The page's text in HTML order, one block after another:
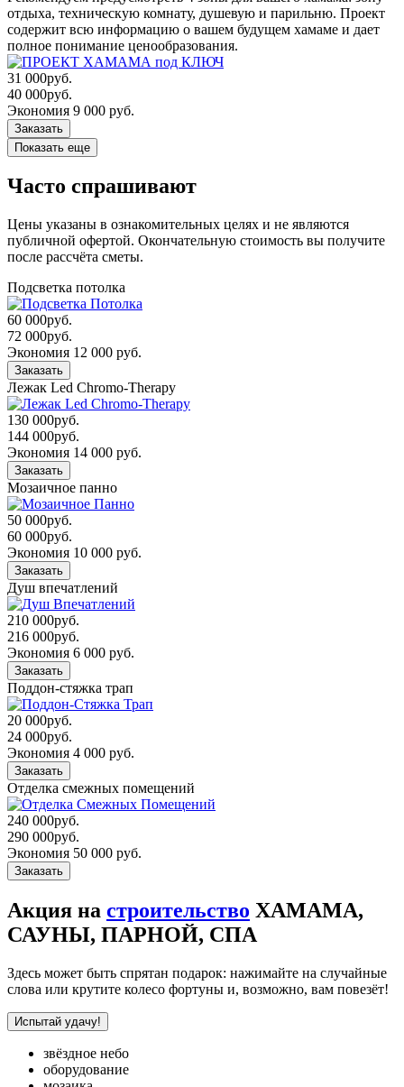
отдыха, техническую комнату, душевую и парильню. Проект
содержит всю информацию о вашем будущем хамаме и дает
полное понимание ценообразования.
31 000руб.
40 000руб.
Экономия 9 000 руб.
Заказать
Показать еще
Часто спрашивают
Цены указаны в ознакомительных целях и не являются
публичной офертой. Окончательную стоимость вы получите
после рассчёта сметы.
Подсветка потолка
60 000руб.
72 000руб.
Экономия 12 000 руб.
Заказать
Лежак Led Chromo-Therapy
130 000руб.
144 000руб.
Экономия 14 000 руб.
Заказать
Мозаичное панно
50 000руб.
60 000руб.
Экономия 10 000 руб.
Заказать
Душ впечатлений
210 000руб.
216 000руб.
Экономия 6 000 руб.
Заказать
Поддон-стяжка трап
20 000руб.
24 000руб.
Экономия 4 000 руб.
Заказать
Отделка смежных помещений
240 000руб.
290 000руб.
Экономия 50 000 руб.
Заказать
Акция на строительство ХАМАМА,
САУНЫ, ПАРНОЙ, СПА
Здесь может быть спрятан подарок: нажимайте на случайные
слова или крутите колесо фортуны и, возможно, вам повезёт!
Испытай удачу!
звёздное небо
оборудование